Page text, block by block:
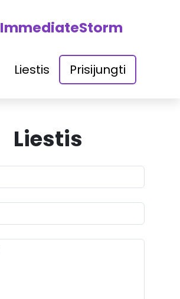
ImmediateStorm
Liestis Prisijungti
Liestis